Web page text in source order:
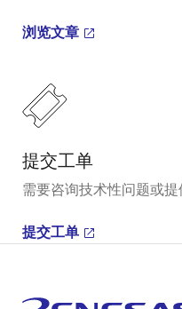
浏览文章
提交工单
需要咨询技术性问题或
提交工单